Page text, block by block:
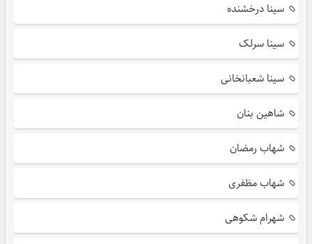
سینا درخشنده
سینا سرلک
سینا شعبانخانی
شاهین بنان
شهاب رمضان
شهاب مظفری
شهرام شکوهی